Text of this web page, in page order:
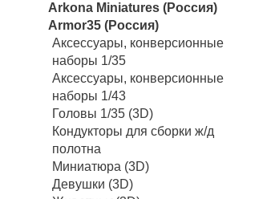
Arkona Miniatures (Россия)
Armor35 (Россия)
Аксессуары, конверсионные
наборы 1/35
Аксессуары, конверсионные
наборы 1/43
Головы 1/35 (3D)
Кондукторы для сборки ж/д
полотна
Миниатюра (3D)
Девушки (3D)